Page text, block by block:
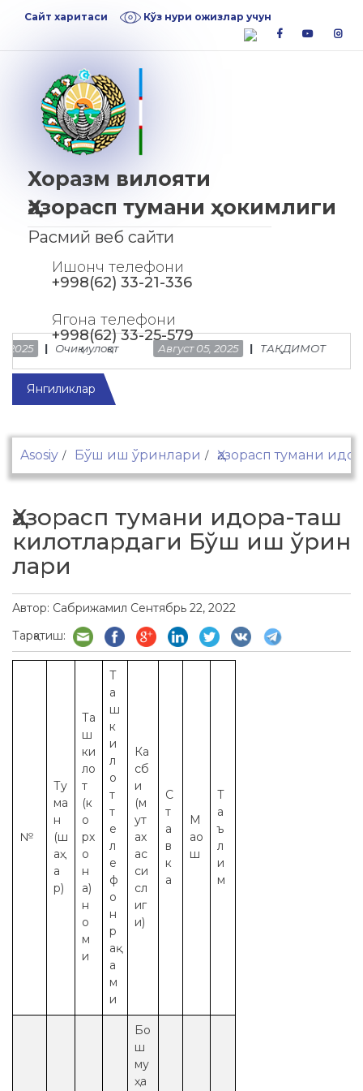
Сайт харитаси
Кўз нури ожизлар учун
facebookyoutube
Хоразм вилояти
Ҳазорасп тумани ҳокимлиги
Расмий веб сайти
Ишонч телефони
+998(62) 33-21-336
Ягона телефони
+998(62) 33-25-579
Янгиликлар
Очиқ мулоқот Август 05, 2025 ТАҚДИМОТ Июль 25,
Asosiy Бўш иш ўринлари Ҳазорасп тумани
Ҳазорасп тумани идора-таш
килотлардаги Бўш иш ўрин
лари
Автор: Сабрижамил Сентябрь 22, 2022
Тарқатиш:
№
Ту
ма
н
(ш
аҳ
а
р)
Та
ш
ки
ло
т
(к
о
рх
о
н
а)
н
о
м
и
Т
а
ш
к
и
л
о
т
т
е
л
е
ф
о
н
р
ақ
а
м
и
Ка
сб
и
(м
ут
ах
ас
си
сл
иг
и)
С
т
а
в
к
а
М
ао
ш
Т
а
ъ
л
и
м
Бо
ш
му
ҳа